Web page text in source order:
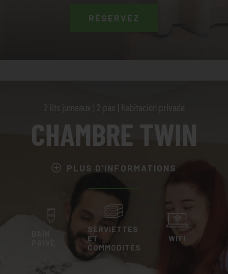
RÉSERVEZ
2 lits jumeaux | 2 pax | Habitación privada
CHAMBRE TWIN
PLUS D’INFORMATIONS
SERVIETTES
ET
COMMODITÉS
WIFI